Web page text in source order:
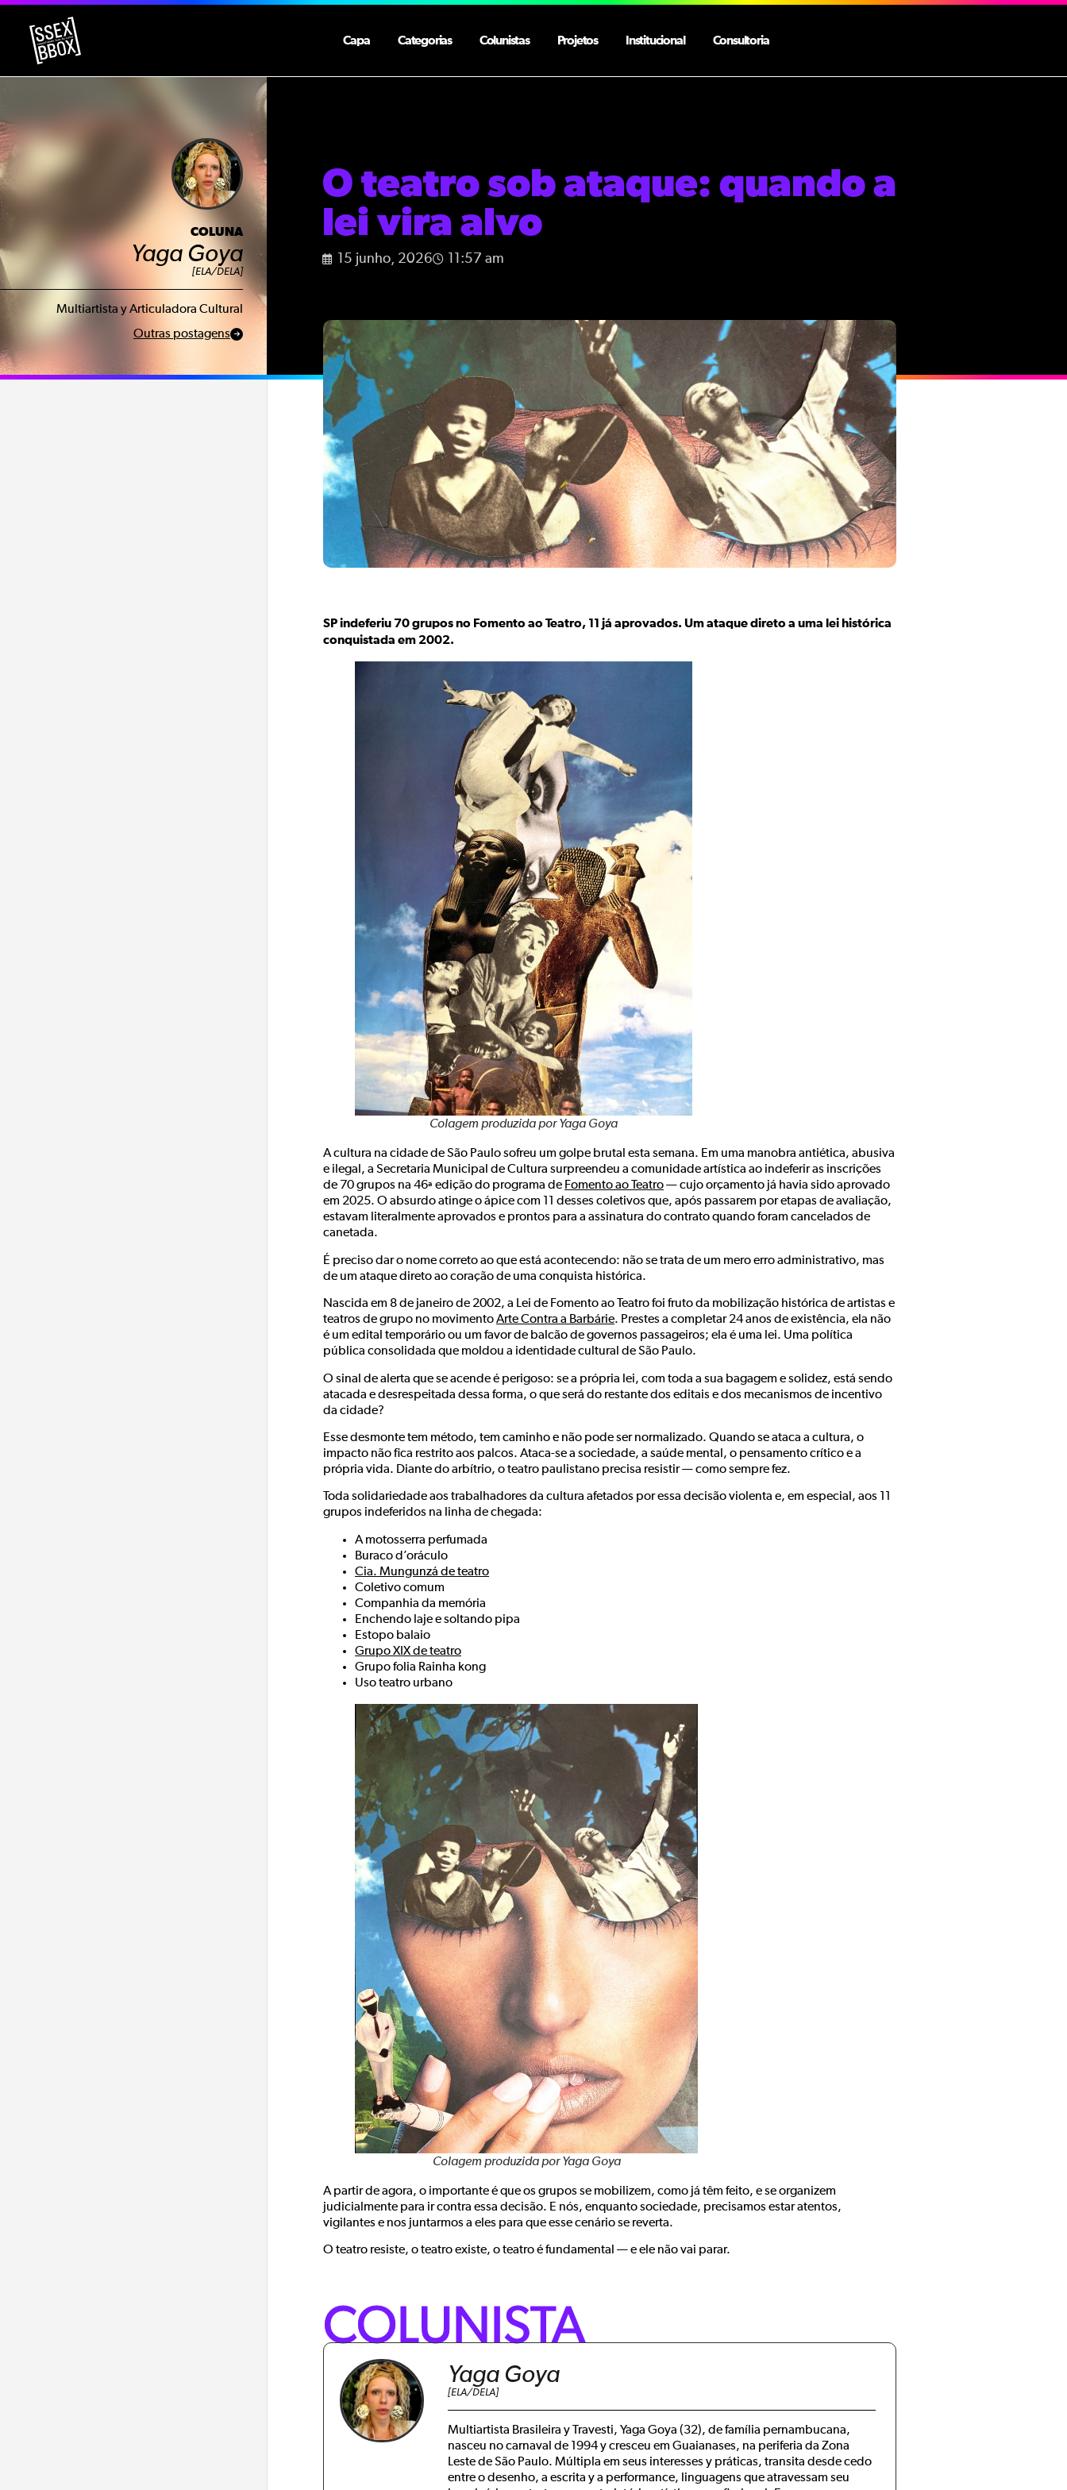
Capa Categorias Colunistas Projetos Institucional Consultoria
COLUNA
Yaga Goya
[ELA/DELA]
Multiartista y Articuladora Cultural
Outras postagens
O teatro sob ataque: quando a
lei vira alvo
15 junho, 2026 11:57 am
SP indeferiu 70 grupos no Fomento ao Teatro, 11 já aprovados. Um ataque direto a uma lei histórica
conquistada em 2002.
Colagem produzida por Yaga Goya
A cultura na cidade de São Paulo sofreu um golpe brutal esta semana. Em uma manobra antiética, abusiva
e ilegal, a Secretaria Municipal de Cultura surpreendeu a comunidade artística ao indeferir as inscrições
de 70 grupos na 46ª edição do programa de Fomento ao Teatro— cujo orçamento já havia sido aprovado
em 2025. O absurdo atinge o ápice com 11 desses coletivos que, após passarem por etapas de avaliação,
estavam literalmente aprovados e prontos para a assinatura do contrato quando foram cancelados de
canetada.
É preciso dar o nome correto ao que está acontecendo: não se trata de um mero erro administrativo, mas
de um ataque direto ao coração de uma conquista histórica.
Nascida em 8 de janeiro de 2002, a Lei de Fomento ao Teatro foi fruto da mobilização histórica de artistas e
teatros de grupo no movimentoArte Contra a Barbárie. Prestes a completar 24 anos de existência, ela não
é um edital temporário ou um favor de balcão de governos passageiros; ela é uma lei. Uma política
pública consolidada que moldou a identidade cultural de São Paulo.
O sinal de alerta que se acende é perigoso: se a própria lei, com toda a sua bagagem e solidez, está sendo
atacada e desrespeitada dessa forma, o que será do restante dos editais e dos mecanismos de incentivo
da cidade?
Esse desmonte tem método, tem caminho e não pode ser normalizado. Quando se ataca a cultura, o
impacto não fica restrito aos palcos. Ataca-se a sociedade, a saúde mental, o pensamento crítico e a
própria vida. Diante do arbítrio, o teatro paulistano precisa resistir — como sempre fez.
Toda solidariedade aos trabalhadores da cultura afetados por essa decisão violenta e, em especial, aos 11
grupos indeferidos na linha de chegada:
A motosserra perfumada
Buraco d’oráculo
Cia. Mungunzá de teatro
Coletivo comum
Companhia da memória
Enchendo laje e soltando pipa
Estopo balaio
Grupo XIX de teatro
Grupo folia Rainha kong
Uso teatro urbano
Colagem produzida por Yaga Goya
A partir de agora, o importante é que os grupos se mobilizem, como já têm feito, e se organizem
judicialmente para ir contra essa decisão. E nós, enquanto sociedade, precisamos estar atentos,
vigilantes e nos juntarmos a eles para que esse cenário se reverta.
O teatro resiste, o teatro existe, o teatro é fundamental — e ele não vai parar.
COLUNISTA
Yaga Goya
[ELA/DELA]
Multiartista Brasileira y Travesti, Yaga Goya (32), de família pernambucana,
nasceu no carnaval de 1994 y cresceu em Guaianases, na periferia da Zona
Leste de São Paulo. Múltipla em seus interesses y práticas, transita desde cedo
entre o desenho, a escrita y a performance, linguagens que atravessam seu